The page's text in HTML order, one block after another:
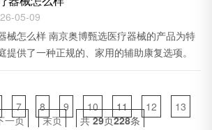
05-09
械怎么样 南京奥博甄选医疗器械的产品为特
提供了一种正规的、家用的辅助康复选项。
7 8 9 10 11 12
13
一页 末页 共29页228条